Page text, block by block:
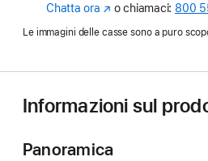
Chatta ora (Si
nuova
o chiamaci: 800
Le immagini delle casse sono a puro
Informazioni sul
Panoramica